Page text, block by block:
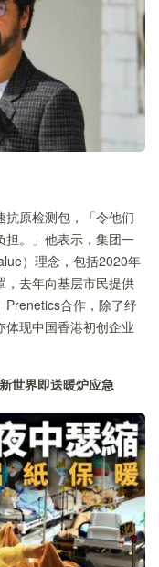
原检测包，「令他们
担。」他表示，集团一
）理念，包括2020年
，去年向基层市民提供
Prenetics合作，除了纾
现中国香港初创企业
新世界即送暖炉应急